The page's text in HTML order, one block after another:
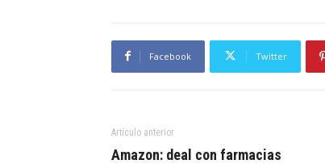
Facebook Twitter
Artículo anterior
Amazon: deal con farmacias